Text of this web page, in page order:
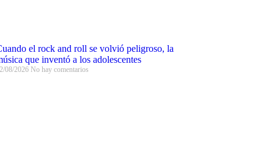
el rock and roll se volvió peligroso, la
que inventó a los adolescentes
08/2026 No hay comentarios